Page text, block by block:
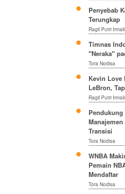
Penyebab
Terungkap
Ragil Putri
Timnas
"Neraka"
Tora Nodisa
Kevin Love
LeBron,
Ragil Putri
Manajemen
Transisi
Tora Nodisa
WNBA
Pemain
Mendaftar
Tora Nodisa